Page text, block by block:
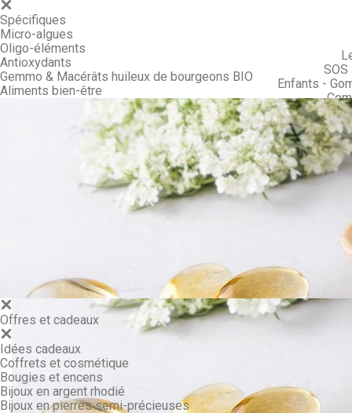
Spécifiques
Micro-algues
Oligo-éléments
Antioxydants
Gemmo & Macérâts huileux de bourgeons BIO
Aliments bien-être
Offres et cadeaux
Idées cadeaux
Coffrets et cosmétique
Bougies et encens
Bijoux en argent rhodié
Bijoux en pierres semi-précieuses
Enfants -